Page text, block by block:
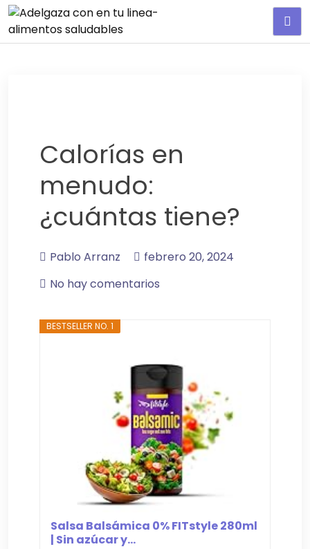
Calorías en
menudo:
¿cuántas tiene?
Pablo Arranz
febrero 20, 2024
No hay comentarios
BESTSELLER NO. 1
Salsa Balsámica 0% FITstyle 280ml
| Sin azúcar y...